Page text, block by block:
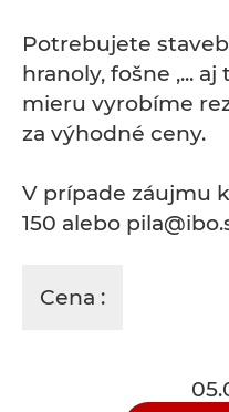
Potrebujete
hranoly, fošne ,...
mieru vyrobíme
za výhodné ceny.
V prípade záujmu
150 alebo
Cena :